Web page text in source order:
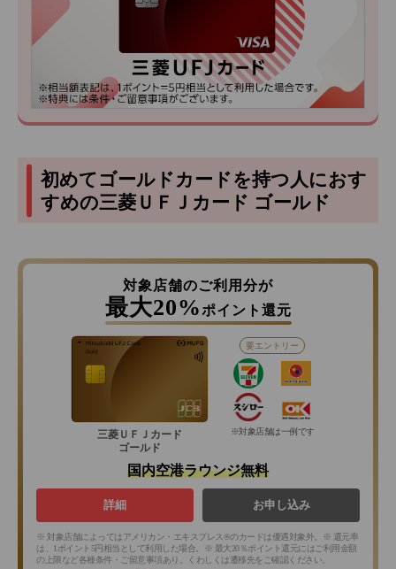
初めてゴールドカードを持つ人におす
すめの三菱ＵＦＪカード ゴールド
対象店舗のご利用分が
最大20% ポイント還元
三菱ＵＦＪカード
ゴールド
要エントリー
※対象店舗は一例です
国内空港ラウンジ無料
詳細 お申し込み
※ 対象店舗によってはアメリカン・エキスプレス®のカードは優遇対象外。※ 還元率
は、1ポイント5円相当として利用した場合。※ 最大20％ポイント還元にはご利用金額
の上限など各種条件・ご留意事項あり。くわしくは遷移先をご確認ください。